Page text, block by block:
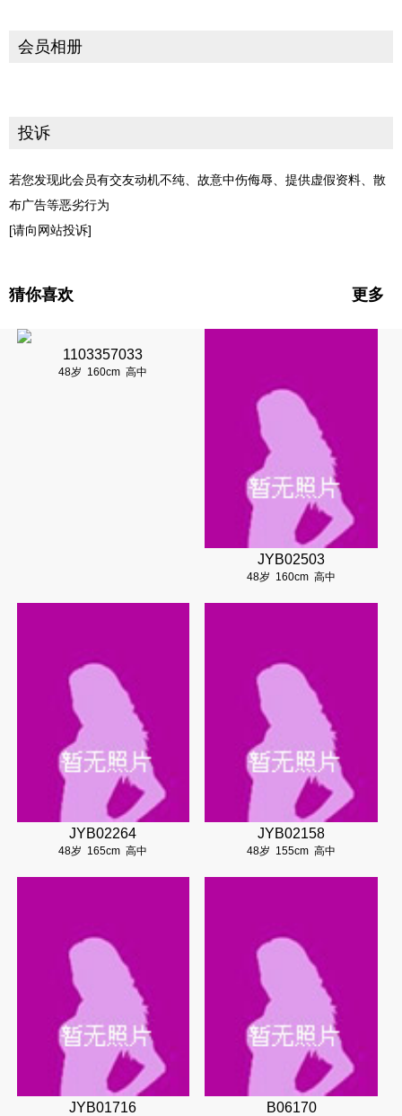
会员相册
投诉
若您发现此会员有交友动机不纯、故意中伤侮辱、提供虚假资料、散
布广告等恶劣行为
[请向网站投诉]
猜你喜欢 更多
1103357033
48岁 160cm 高中
JYB02503
48岁 160cm 高中
JYB02264
48岁 165cm 高中
JYB02158
48岁 155cm 高中
JYB01716 B06170